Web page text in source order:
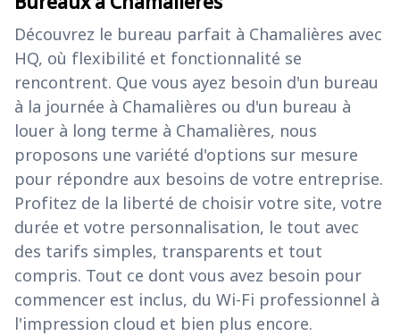
Découvrez le bureau parfait à Chamalières avec
HQ, où flexibilité et fonctionnalité se
rencontrent. Que vous ayez besoin d'un bureau
à la journée à Chamalières ou d'un bureau à
louer à long terme à Chamalières, nous
proposons une variété d'options sur mesure
pour répondre aux besoins de votre entreprise.
Profitez de la liberté de choisir votre site, votre
durée et votre personnalisation, le tout avec
des tarifs simples, transparents et tout
compris. Tout ce dont vous avez besoin pour
commencer est inclus, du Wi-Fi professionnel à
l'impression cloud et bien plus encore.